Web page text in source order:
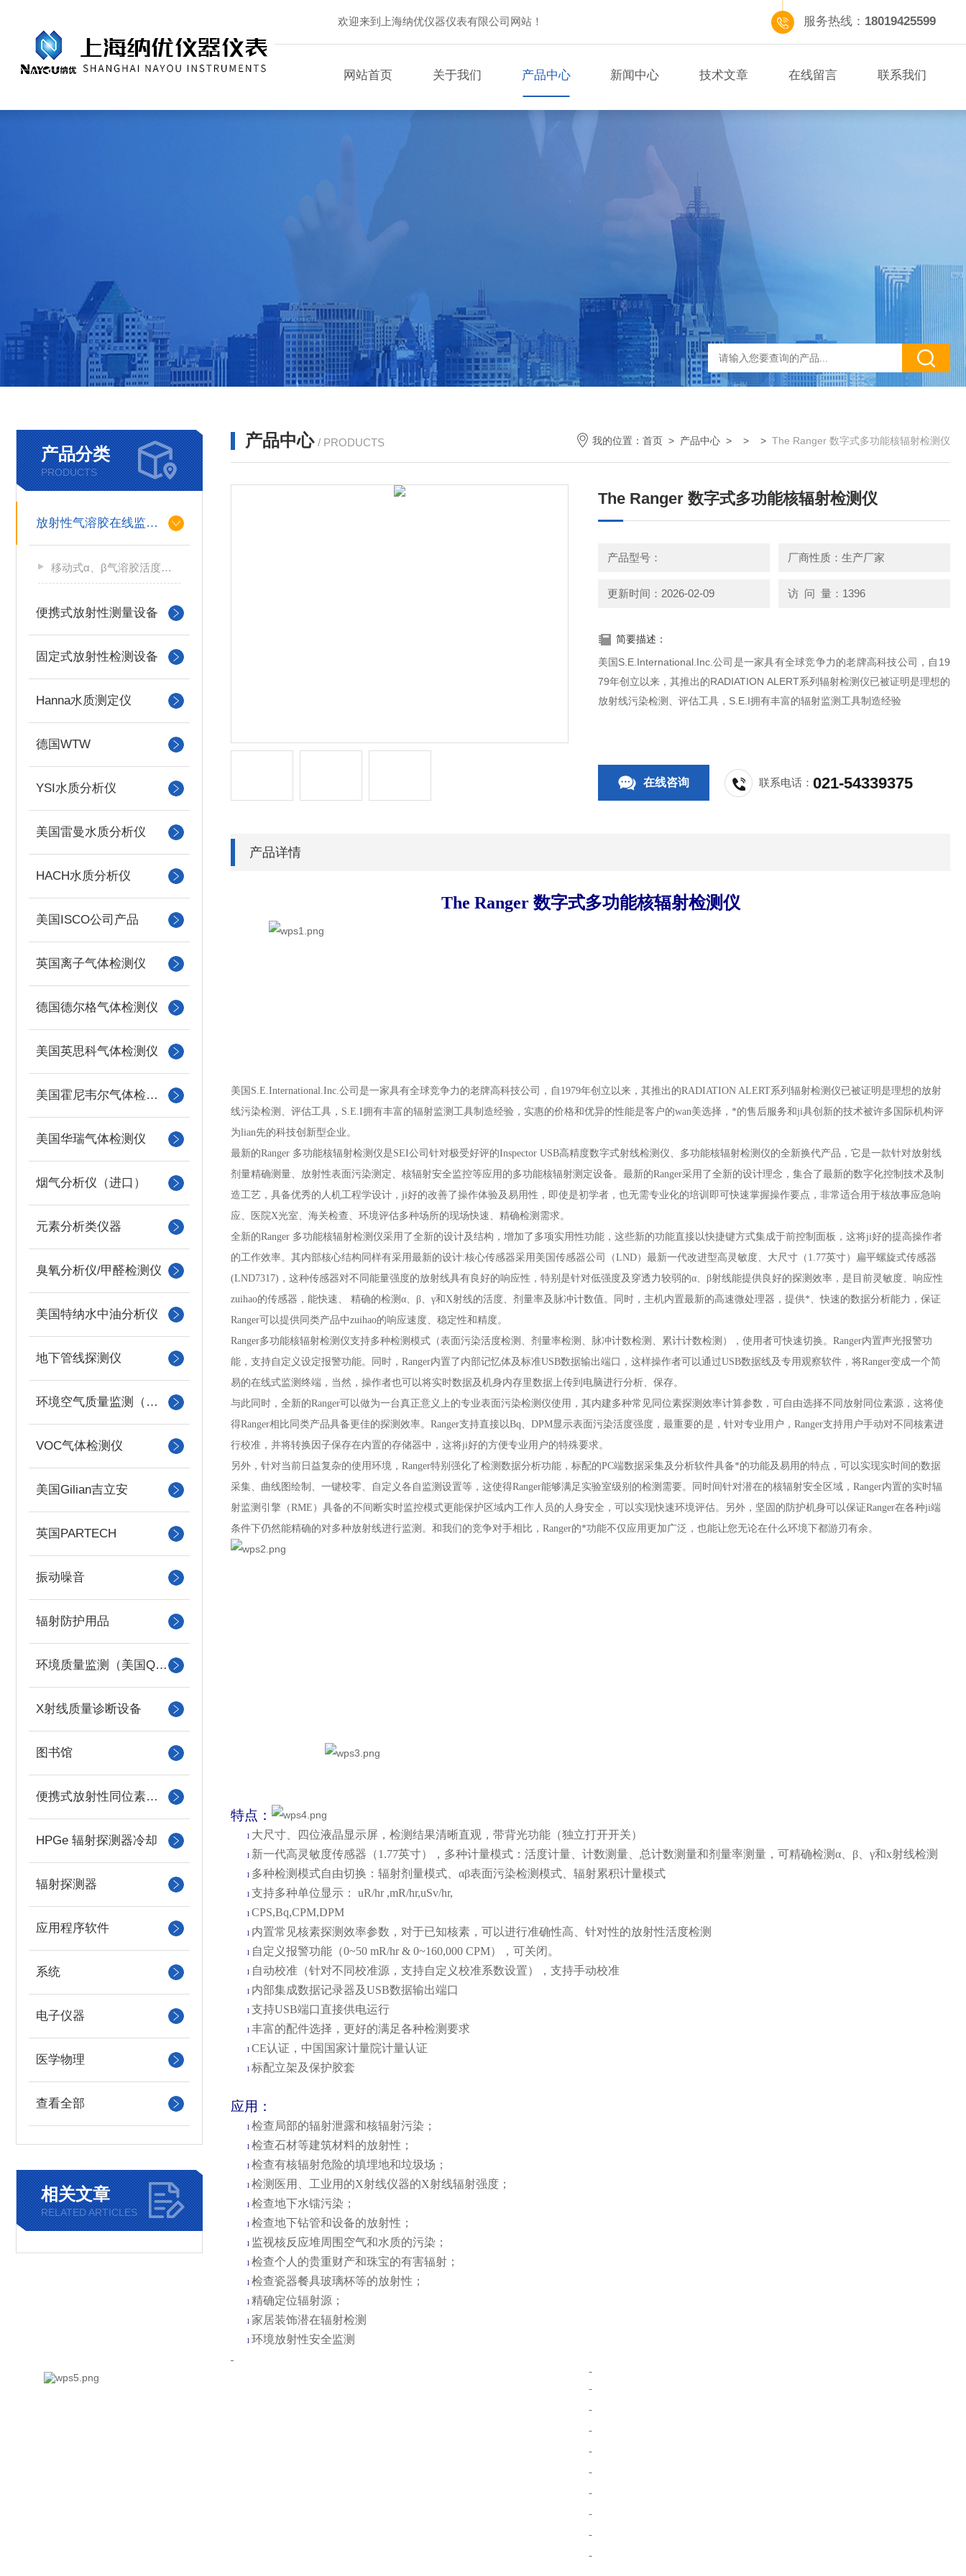
欢迎来到上海纳优仪器仪表有限公司网站！ 服务热线： 18019425599
网站首页 关于我们 产品中心 新闻中心 技术文章 在线留言 联系我们
产品分类
PRODUCTS
放射性气溶胶在线监测仪
移动式α、β气溶胶活度测量仪
便携式放射性测量设备
固定式放射性检测设备
Hanna水质测定仪
德国WTW
YSI水质分析仪
美国雷曼水质分析仪
HACH水质分析仪
美国ISCO公司产品
英国离子气体检测仪
德国德尔格气体检测仪
美国英思科气体检测仪
美国霍尼韦尔气体检测仪
美国华瑞气体检测仪
烟气分析仪（进口）
元素分析类仪器
臭氧分析仪/甲醛检测仪
美国特纳水中油分析仪
地下管线探测仪
环境空气质量监测（美国Met one）
VOC气体检测仪
美国Gilian吉立安
英国PARTECH
振动噪音
辐射防护用品
环境质量监测（美国QUEST）
X射线质量诊断设备
图书馆
便携式放射性同位素识别装置 （RIID）
HPGe 辐射探测器冷却
辐射探测器
应用程序软件
系统
电子仪器
医学物理
查看全部
相关文章
RELATED ARTICLES
产品中心 / PRODUCTS 我的位置： 首页 > 产品中心 > > > The Ranger 数字式多功能核辐射检测仪
The Ranger 数字式多功能核辐射检测仪
产品型号： 厂商性质：生产厂家
更新时间：2026-02-09 访 问 量：1396
简要描述：
美国S.E.International.Inc.公司是一家具有全球竞争力的老牌高科技公司，自19
79年创立以来，其推出的RADIATION ALERT系列辐射检测仪已被证明是理想的
放射线污染检测、评估工具，S.E.I拥有丰富的辐射监测工具制造经验
在线咨询 联系电话：021-54339375
产品详情
The Ranger 数字式多功能核辐射检测仪
美国 S.E.International.Inc.公司是一家具有全球竞争力的老牌高科技公司，自1979年创立以来，其推出的RADIATION ALERT系列辐射检测仪已被证明是理想的放射
线污染检测、评估工具，S.E.I拥有丰富的辐射监测工具制造经验，实惠的价格和优异的性能是客户的wan美选择，*的售后服务和ji具创新的技术被许多国际机构评
为lian先的科技创新型企业。
最新的Ranger 多功能核辐射检测仪是SEI公司针对极受好评的Inspector USB高精度数字式射线检测仪、多功能核辐射检测仪的全新换代产品，它是一款针对放射线
剂量精确测量、放射性表面污染测定、核辐射安全监控等应用的多功能核辐射测定设备。最新的Ranger采用了全新的设计理念，集合了最新的数字化控制技术及制
造工艺，具备优秀的人机工程学设计，ji好的改善了操作体验及易用性，即使是初学者，也无需专业化的培训即可快速掌握操作要点，非常适合用于核故事应急响
应、医院X光室、海关检查、环境评估多种场所的现场快速、精确检测需求。
全新的Ranger 多功能核辐射检测仪采用了全新的设计及结构，增加了多项实用性功能，这些新的功能直接以快捷键方式集成于前控制面板，这将ji好的提高操作者
的工作效率。其内部核心结构同样有采用最新的设计:核心传感器采用美国传感器公司（LND）最新一代改进型高灵敏度、大尺寸（1.77英寸）扁平螺旋式传感器
(LND7317)，这种传感器对不同能量强度的放射线具有良好的响应性，特别是针对低强度及穿透力较弱的α、β射线能提供良好的探测效率，是目前灵敏度、响应性
zuihao的传感器，能快速、 精确的检测α、β、γ和X射线的活度、剂量率及脉冲计数值。同时，主机内置最新的高速微处理器，提供*、快速的数据分析能力，保证
Ranger可以提供同类产品中zuihao的响应速度、稳定性和精度。
Ranger多功能核辐射检测仪支持多种检测模式（表面污染活度检测、剂量率检测、脉冲计数检测、累计计数检测），使用者可快速切换。Ranger内置声光报警功
能，支持自定义设定报警功能。同时，Ranger内置了内部记忆体及标准USB数据输出端口，这样操作者可以通过USB数据线及专用观察软件，将Ranger变成一个简
易的在线式监测终端，当然，操作者也可以将实时数据及机身内存里数据上传到电脑进行分析、保存。
与此同时，全新的Ranger可以做为一台真正意义上的专业表面污染检测仪使用，其内建多种常见同位素探测效率计算参数，可自由选择不同放射同位素源，这将使
得Ranger相比同类产品具备更佳的探测效率。Ranger支持直接以Bq、DPM显示表面污染活度强度，最重要的是，针对专业用户，Ranger支持用户手动对不同核素进
行校准，并将转换因子保存在内置的存储器中，这将ji好的方便专业用户的特殊要求。
另外，针对当前日益复杂的使用环境， Ranger特别强化了检测数据分析功能，标配的PC端数据采集及分析软件具备*的功能及易用的特点，可以实现实时间的数据
采集、曲线图绘制、一键校零、自定义各自监测设置等，这使得Ranger能够满足实验室级别的检测需要。同时间针对潜在的核辐射安全区域，Ranger内置的实时辐
射监测引擎（RME）具备的不间断实时监控模式更能保护区域内工作人员的人身安全，可以实现快速环境评估。另外，坚固的防护机身可以保证Ranger在各种ji端
条件下仍然能精确的对多种放射线进行监测。和我们的竞争对手相比，Ranger的*功能不仅应用更加广泛，也能让您无论在什么环境下都游刃有余。
特点 ：
l 大尺寸、四位液晶显示屏，检测结果清晰直观，带背光功能（独立打开开关）
l 新一代高灵敏度传感器（1.77英寸），多种计量模式：活度计量、计数测量、总计数测量和剂量率测量，可精确检测α、β、γ和x射线检测
l 多种检测模式自由切换：辐射剂量模式、 αβ表面污染检测模式、辐射累积计量模式
l 支持多种单位显示： uR/hr ,mR/hr,uSv/hr,
l CPS,Bq,CPM,DPM
l 内置常见核素探测效率参数，对于已知核素，可以进行准确性高、针对性的放射性活度检测
l 自定义报警功能（0~50 mR/hr & 0~160,000 CPM），可关闭。
l 自动校准（针对不同校准源，支持自定义校准系数设置），支持手动校准
l 内部集成数据记录器及USB数据输出端口
l 支持USB端口直接供电运行
l 丰富的配件选择，更好的满足各种检测要求
l CE认证，中国国家计量院计量认证
l 标配立架及保护胶套
应用：
l 检查局部的辐射泄露和核辐射污染；
l 检查石材等建筑材料的放射性；
l 检查有核辐射危险的填埋地和垃圾场；
l 检测医用、工业用的X射线仪器的X射线辐射强度；
l 检查地下水镭污染；
l 检查地下钻管和设备的放射性；
l 监视核反应堆周围空气和水质的污染；
l 检查个人的贵重财产和珠宝的有害辐射；
l 检查瓷器餐具玻璃杯等的放射性；
l 精确定位辐射源；
l 家居装饰潜在辐射检测
l 环境放射性安全监测